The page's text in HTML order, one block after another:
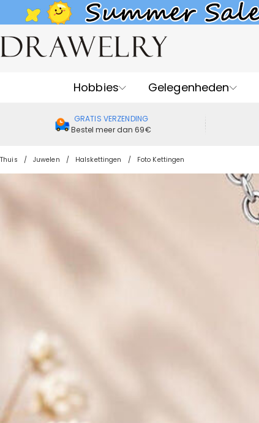
Hobbies Gelegenheden
GRATIS VERZENDING
Bestel meer dan 69€
Thuis Juwelen Halskettingen Foto Kettingen